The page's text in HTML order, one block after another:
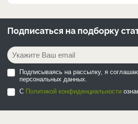
Подписаться на подборку
Подписываясь на рассылку, я
персональных данных.
С Политикой конфиденциальности